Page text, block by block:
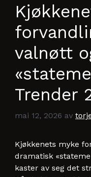
valnøtt
Trender
mai 12, 2026 av
Kjøkkenets myke
dramatisk
kaster av seg det